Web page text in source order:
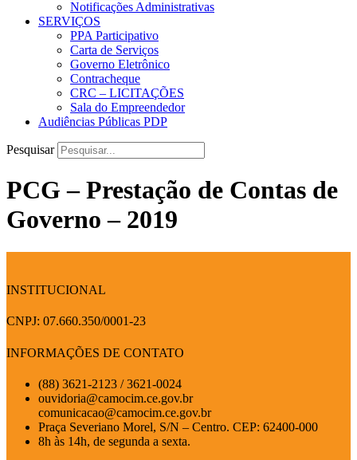
Notificações Administrativas
SERVIÇOS
PPA Participativo
Carta de Serviços
Governo Eletrônico
Contracheque
CRC – LICITAÇÕES
Sala do Empreendedor
Audiências Públicas PDP
Pesquisar
PCG – Prestação de Contas de
Governo – 2019
INSTITUCIONAL
CNPJ: 07.660.350/0001-23
INFORMAÇÕES DE CONTATO
(88) 3621-2123 / 3621-0024
ouvidoria@camocim.ce.gov.br
comunicacao@camocim.ce.gov.br
Praça Severiano Morel, S/N – Centro. CEP: 62400-000
8h às 14h, de segunda a sexta.